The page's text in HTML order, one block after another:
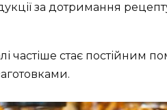
за дотримання
частіше стає постійним